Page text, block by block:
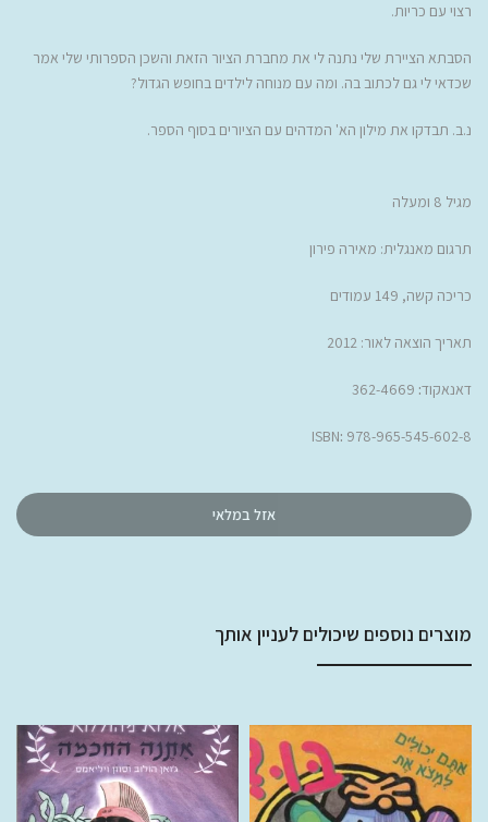
רצוי עם כריות.
הסבתא הציירת שלי נתנה לי את מחברת הציור הזאת והשכן הספרותי שלי אמר
שכדאי לי גם לכתוב בה. ומה עם מנוחה לילדים בחופש הגדול?
נ.ב. תבדקו את מילון הא' המדהים עם הציורים בסוף הספר.
מגיל 8 ומעלה
תרגום מאנגלית: מאירה פירון
כריכה קשה, 149 עמודים
תאריך הוצאה לאור: 2012
דאנאקוד:
362-4669
ISBN: 978-965-545-602-8
אזל במלאי
מוצרים נוספים שיכולים לעניין אותך